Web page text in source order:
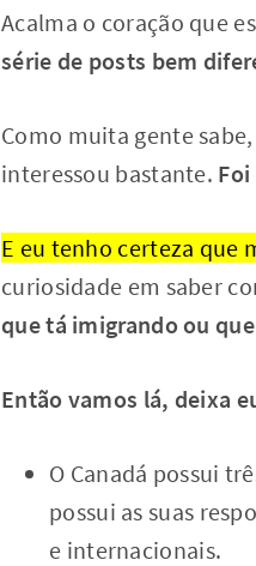
Acalma o coração que
série de posts bem
Como muita gente
interessou bastante.
E eu tenho certeza que
curiosidade em saber
que tá imigrando ou
Então vamos lá, deixa
O Canadá possui
possui as suas
e internacionais.